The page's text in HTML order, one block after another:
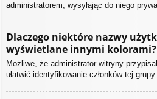
administratorem, wysyłając do niego
Dlaczego niektóre nazwy
wyświetlane innymi kolorami?
Możliwe, że administrator witryny
ułatwić identyfikowanie członków tej grupy.